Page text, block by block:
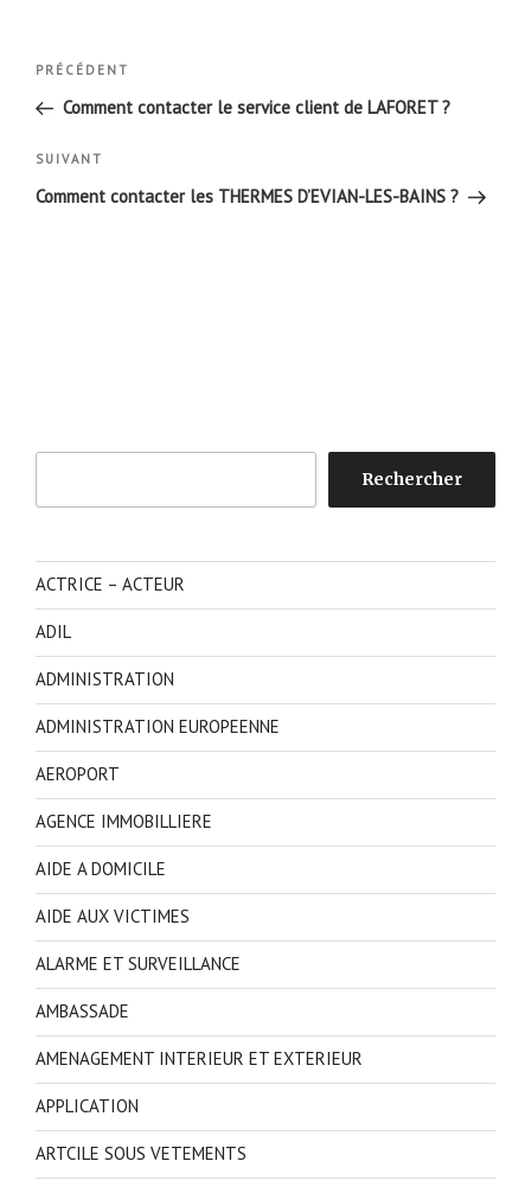
Navigation
l’article
Article
précédent
PRÉCÉDENT
Comment contacter le service client de LAFORET ?
Article
suivant
SUIVANT
Comment contacter les THERMES D’EVIAN-LES-BAINS ?
Rechercher
ACTRICE – ACTEUR
ADIL
ADMINISTRATION
ADMINISTRATION EUROPEENNE
AEROPORT
AGENCE IMMOBILLIERE
AIDE A DOMICILE
AIDE AUX VICTIMES
ALARME ET SURVEILLANCE
AMBASSADE
AMENAGEMENT INTERIEUR ET EXTERIEUR
APPLICATION
ARTCILE SOUS VETEMENTS